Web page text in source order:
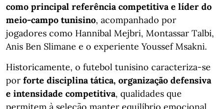
como principal referência competitiva e líder do
meio-campo tunisino, acompanhado por
jogadores como Hannibal Mejbri, Montassar Talbi,
Anis Ben Slimane e o experiente Youssef Msakni.
Historicamente, o futebol tunisino caracteriza-se
por forte disciplina tática, organização defensiva
e intensidade competitiva, qualidades que
permitem à seleção manter equilíbrio emocional